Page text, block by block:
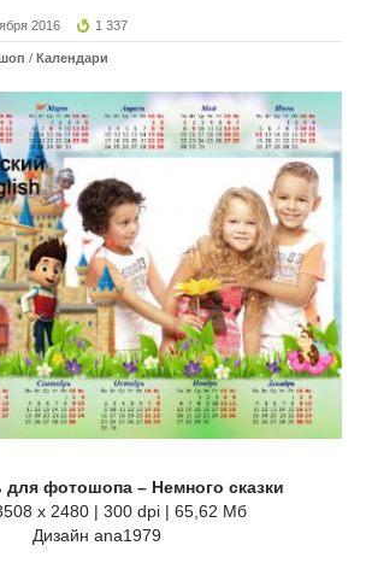
2016 1 337
/ Календари
для фотошопа – Немного сказки
x 2480 | 300 dpi | 65,62 Мб
Дизайн аnа1979